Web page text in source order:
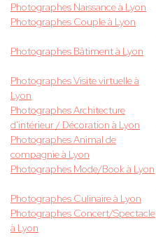
Photographes Naissance à Lyon
Photographes Couple à Lyon
Photographes Bâtiment à Lyon
Photographes Visite virtuelle à
Lyon
Photographes Architecture
d'intérieur / Décoration à Lyon
Photographes Animal de
compagnie à Lyon
Photographes Mode/Book à Lyon
Photographes Culinaire à Lyon
Photographes Concert/Spectacle
à Lyon